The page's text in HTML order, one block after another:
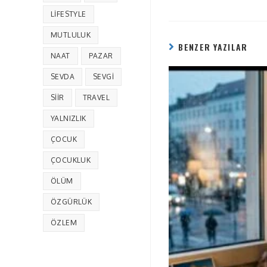
BENZER YAZILAR
LIFESTYLE
MUTLULUK
NAAT PAZAR
SEVDA SEVGI
SIIR TRAVEL
YALNIZLIK
ÇOCUK
ÇOCUKLUK
ÖLÜM
ÖZGÜRLÜK
ÖZLEM